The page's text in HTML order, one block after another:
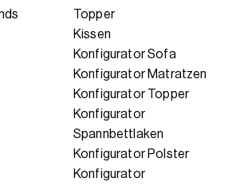
Topper
Kissen
Konfigurator Sofa
Konfigurator Matratzen
Konfigurator Topper
Konfigurator
Spannbettlaken
Konfigurator Polster
Konfigurator